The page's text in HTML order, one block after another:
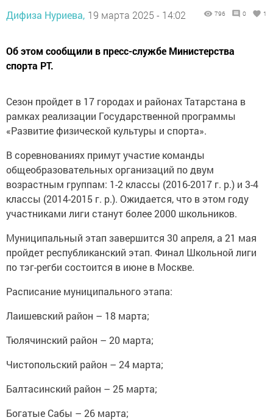
Дифиза Нуриева, 19 марта 2025 - 14:02 796 0 1
Об этом сообщили в пресс-службе Министерства
спорта РТ.
Сезон пройдет в 17 городах и районах Татарстана в
рамках реализации Государственной программы
«Развитие физической культуры и спорта».
В соревнованиях примут участие команды
общеобразовательных организаций по двум
возрастным группам: 1-2 классы (2016-2017 г. р.) и 3-4
классы (2014-2015 г. р.). Ожидается, что в этом году
участниками лиги станут более 2000 школьников.
Муниципальный этап завершится 30 апреля, а 21 мая
пройдет республиканский этап. Финал Школьной лиги
по тэг-регби состоится в июне в Москве.
Расписание муниципального этапа:
Лаишевский район – 18 марта;
Тюлячинский район – 20 марта;
Чистопольский район – 24 марта;
Балтасинский район – 25 марта;
Богатые Сабы – 26 марта;